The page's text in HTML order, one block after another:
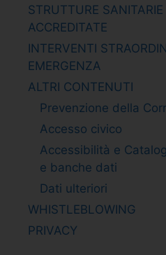
STRUTTURE SANITARIE
ACCREDITATE
INTERVENTI
EMERGENZA
ALTRI CONTENUTI
Prevenzione della
Accesso civico
Accessibilità e
e banche dati
Dati ulteriori
WHISTLEBLOWING
PRIVACY